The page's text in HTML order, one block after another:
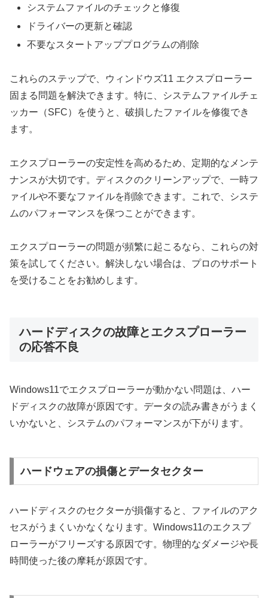
システムファイルのチェックと修復
ドライバーの更新と確認
不要なスタートアッププログラムの削除
これらのステップで、ウィンドウズ11 エクスプローラー
固まる問題を解決できます。特に、システムファイルチェ
ッカー（SFC）を使うと、破損したファイルを修復でき
ます。
エクスプローラーの安定性を高めるため、定期的なメンテ
ナンスが大切です。ディスクのクリーンアップで、一時フ
ァイルや不要なファイルを削除できます。これで、システ
ムのパフォーマンスを保つことができます。
エクスプローラーの問題が頻繁に起こるなら、これらの対
策を試してください。解決しない場合は、プロのサポート
を受けることをお勧めします。
ハードディスクの故障とエクスプローラー
の応答不良
Windows11でエクスプローラーが動かない問題は、ハー
ドディスクの故障が原因です。データの読み書きがうまく
いかないと、システムのパフォーマンスが下がります。
ハードウェアの損傷とデータセクター
ハードディスクのセクターが損傷すると、ファイルのアク
セスがうまくいかなくなります。Windows11のエクスプ
ローラーがフリーズする原因です。物理的なダメージや長
時間使った後の摩耗が原因です。